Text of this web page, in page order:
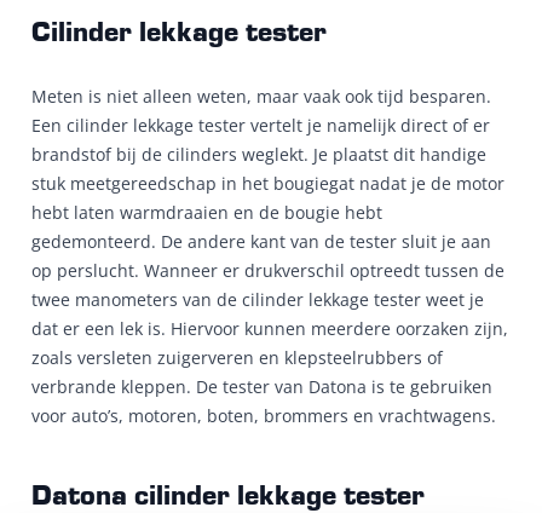
Cilinder lekkage tester
Meten is niet alleen weten, maar vaak ook tijd besparen.
Een cilinder lekkage tester vertelt je namelijk direct of er
brandstof bij de cilinders weglekt. Je plaatst dit handige
stuk meetgereedschap in het bougiegat nadat je de motor
hebt laten warmdraaien en de bougie hebt
gedemonteerd. De andere kant van de tester sluit je aan
op perslucht. Wanneer er drukverschil optreedt tussen de
twee manometers van de cilinder lekkage tester weet je
dat er een lek is. Hiervoor kunnen meerdere oorzaken zijn,
zoals versleten zuigerveren en klepsteelrubbers of
verbrande kleppen. De tester van Datona is te gebruiken
voor auto’s, motoren, boten, brommers en vrachtwagens.
Datona cilinder lekkage tester